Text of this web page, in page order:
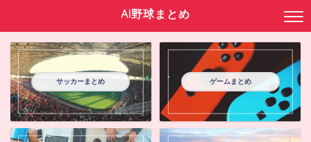
AI野球まとめ
サッカーまとめ ゲームまとめ